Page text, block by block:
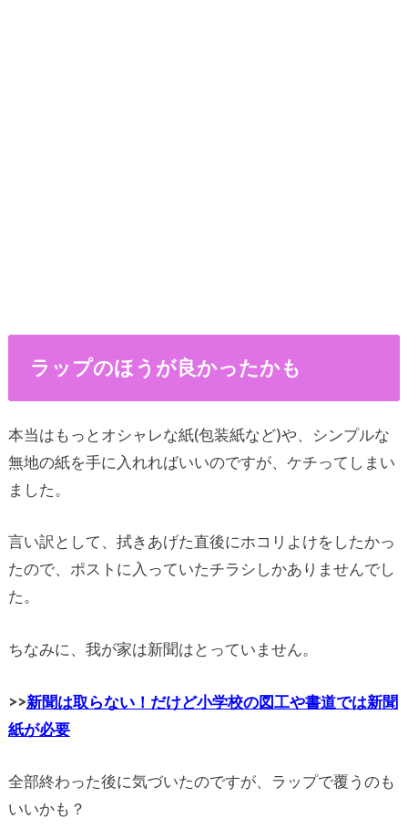
ラップのほうが良かったかも
本当はもっとオシャレな紙(包装紙など)や、シンプルな
無地の紙を手に入れればいいのですが、ケチってしまい
ました。
言い訳として、拭きあげた直後にホコリよけをしたかっ
たので、ポストに入っていたチラシしかありませんでし
た。
ちなみに、我が家は新聞はとっていません。
>>新聞は取らない！だけど小学校の図工や書道では新聞
紙が必要
全部終わった後に気づいたのですが、ラップで覆うのも
いいかも？